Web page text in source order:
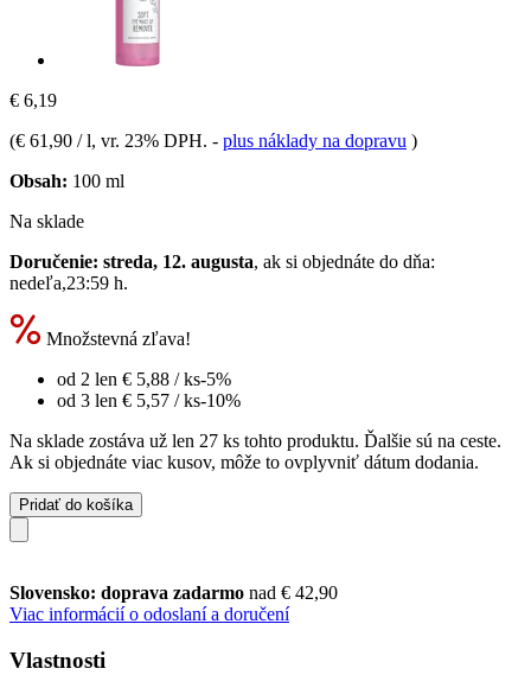
€ 6,19
(€ 61,90 / l, vr. 23% DPH. - plus náklady na dopravu )
Obsah: 100 ml
Na sklade
Doručenie: streda, 12. augusta, ak si objednáte do dňa:
nedeľa,23:59 h.
Množstevná zľava!
od 2 len € 5,88 / ks-5%
od 3 len € 5,57 / ks-10%
Na sklade zostáva už len 27 ks tohto produktu. Ďalšie sú na ceste.
Ak si objednáte viac kusov, môže to ovplyvniť dátum dodania.
Pridať do košíka
Slovensko: doprava zadarmo nad € 42,90
Viac informácií o odoslaní a doručení
Vlastnosti